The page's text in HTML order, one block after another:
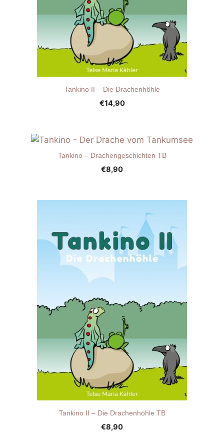
Tankino II – Die Drachenhöhle
€14,90
Tankino – Drachengeschichten TB
€8,90
Tankino II – Die Drachenhöhle TB
€8,90